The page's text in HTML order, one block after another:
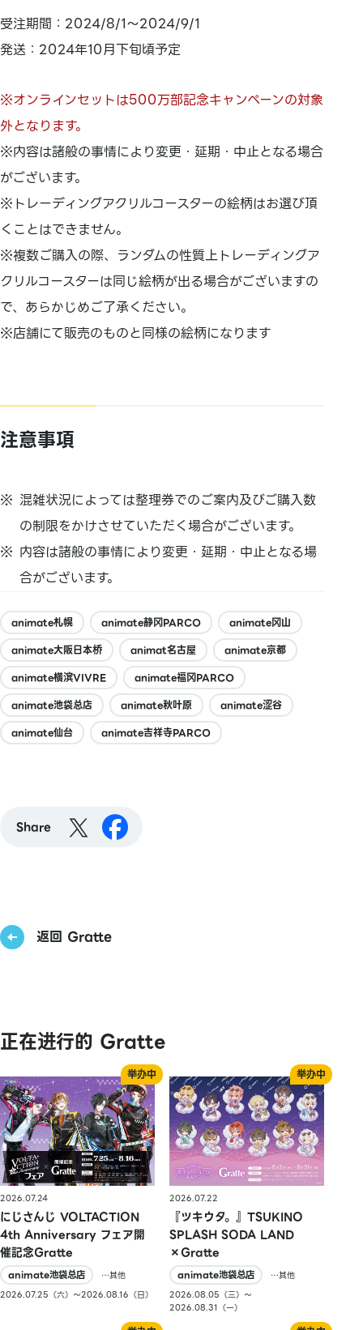
受注期間：2024/8/1～2024/9/1
発送：2024年10月下旬頃予定
※オンラインセットは500万部記念キャンペーンの対象
外となります。
※内容は諸般の事情により変更・延期・中止となる場合
がございます。
※トレーディングアクリルコースターの絵柄はお選び頂
くことはできません。
※複数ご購入の際、ランダムの性質上トレーディングア
クリルコースターは同じ絵柄が出る場合がございますの
で、あらかじめご了承ください。
※店舗にて販売のものと同様の絵柄になります
注意事項
混雑状況によっては整理券でのご案内及びご購入数
の制限をかけさせていただく場合がございます。
内容は諸般の事情により変更・延期・中止となる場
合がございます。
animate札幌 animate静冈PARCO
animate冈山
animate大阪日本桥
animat名古屋
animate京都
animate横滨VIVRE
animate福冈PARCO
animate池袋总店
animate秋叶原
animate涩谷
animate仙台
animate吉祥寺PARCO
Share
返回 Gratte
正在进行的 Gratte
2026.07.24
にじさんじ VOLTACTION
4th Anniversary フェア開
催記念Gratte
animate池袋总店
…其他
2026.07.25（六）〜2026.08.16（日）
2026.07.22
『ツキウタ。』TSUKINO
SPLASH SODA LAND
×Gratte
animate池袋总店
…其他
2026.08.05（三）〜
2026.08.31（一）